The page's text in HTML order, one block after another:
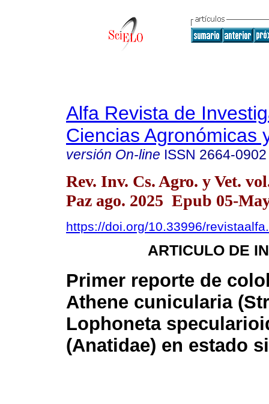
Alfa Revista de
Ciencias Agronómicas
versión On-line ISSN 2664-0902
Rev. Inv. Cs. Agro. y Vet.
Paz ago. 2025 Epub 05-
https://doi.org/10.33996/
ARTICULO DE
Primer reporte de
Athene cunicularia
Lophoneta
(Anatidae) en estado